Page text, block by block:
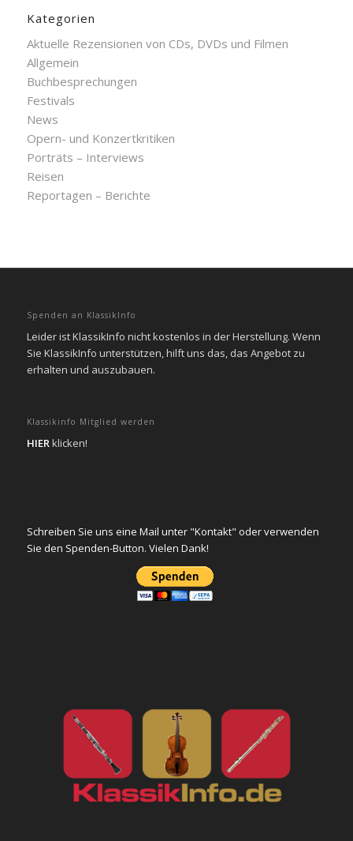
Kategorien
Aktuelle Rezensionen von CDs, DVDs und Filmen
Allgemein
Buchbesprechungen
Festivals
News
Opern- und Konzertkritiken
Porträts – Interviews
Reisen
Reportagen – Berichte
Spenden an KlassikInfo
Leider ist KlassikInfo nicht kostenlos in der Herstellung. Wenn
Sie KlassikInfo unterstützen, hilft uns das, das Angebot zu
erhalten und auszubauen.
Klassikinfo Mitglied werden
HIERklicken!
Schreiben Sie uns eine Mail unter "Kontakt" oder verwenden
Sie den Spenden-Button. Vielen Dank!